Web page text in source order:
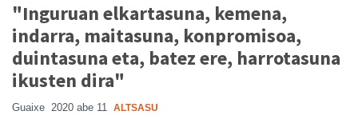
"Inguruan elkartasuna, kemena,
indarra, maitasuna, konpromisoa,
duintasuna eta, batez ere, harrotasuna
ikusten dira"
Guaixe 2020 abe 11 ALTSASU